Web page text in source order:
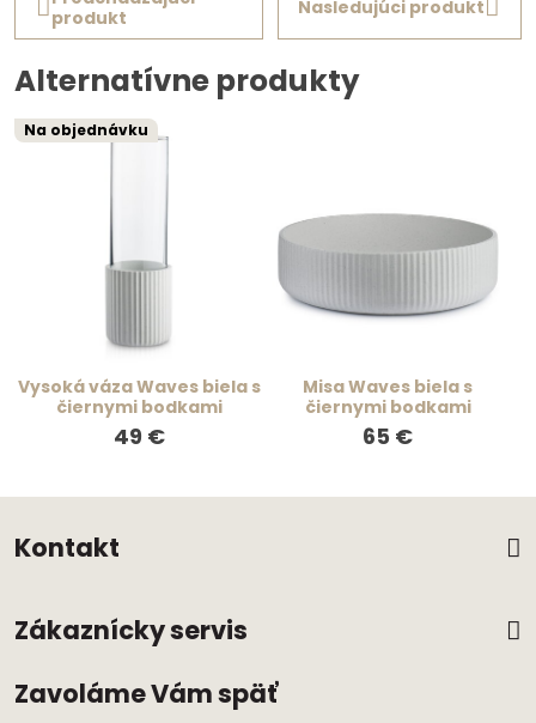
produkt
Nasledujúci produkt
Alternatívne produkty
Na objednávku
Vysoká váza Waves biela s
čiernymi bodkami
49 €
Misa Waves biela s
čiernymi bodkami
65 €
Kontakt
Zákaznícky servis
Zavoláme Vám späť